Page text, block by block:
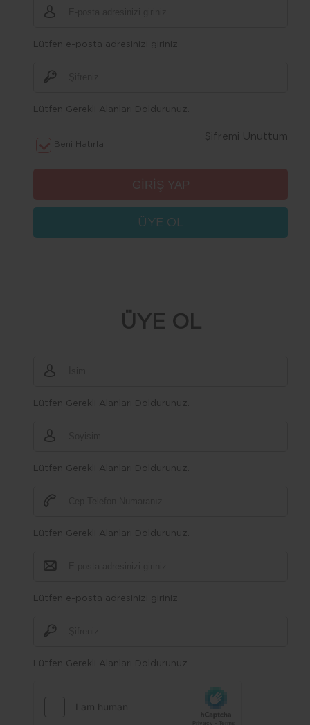
Lütfen e-posta adresinizi giriniz
Lütfen Gerekli Alanları Doldurunuz.
Beni Hatırla
Şifremi Unuttum
ÜYE OL
ÜYE OL
Lütfen Gerekli Alanları Doldurunuz.
Lütfen Gerekli Alanları Doldurunuz.
Lütfen Gerekli Alanları Doldurunuz.
Lütfen e-posta adresinizi giriniz
Lütfen Gerekli Alanları Doldurunuz.